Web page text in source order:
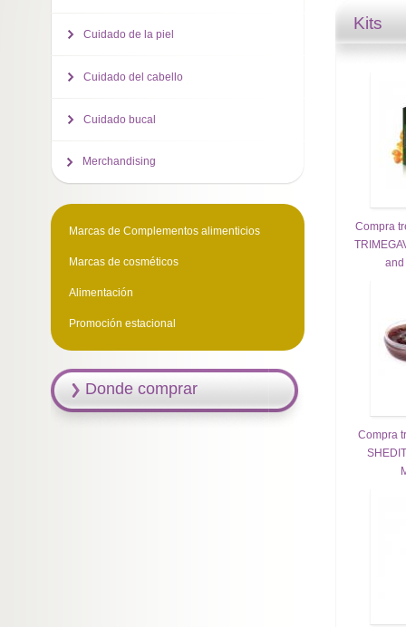
Kits
Compra
and
Compra
Cuidado de la piel
Cuidado del cabello
Cuidado bucal
Merchandising
Marcas de Complementos alimenticios
Marcas de cosméticos
Alimentación
Promoción estacional
Donde comprar